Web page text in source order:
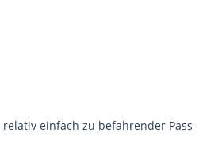
relativ einfach zu befahrender Pass